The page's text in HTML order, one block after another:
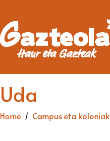
Uda
Home Campus eta koloniak